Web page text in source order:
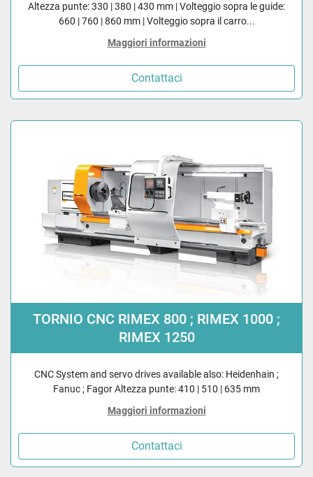
Altezza punte: 330 | 380 | 430 mm | Volteggio sopra le guide:
660 | 760 | 860 mm | Volteggio sopra il carro...
Maggiori informazioni
Contattaci
TORNIO CNC RIMEX 800 ; RIMEX 1000 ;
RIMEX 1250
CNC System and servo drives available also: Heidenhain ;
Fanuc ; Fagor Altezza punte: 410 | 510 | 635 mm
Maggiori informazioni
Contattaci